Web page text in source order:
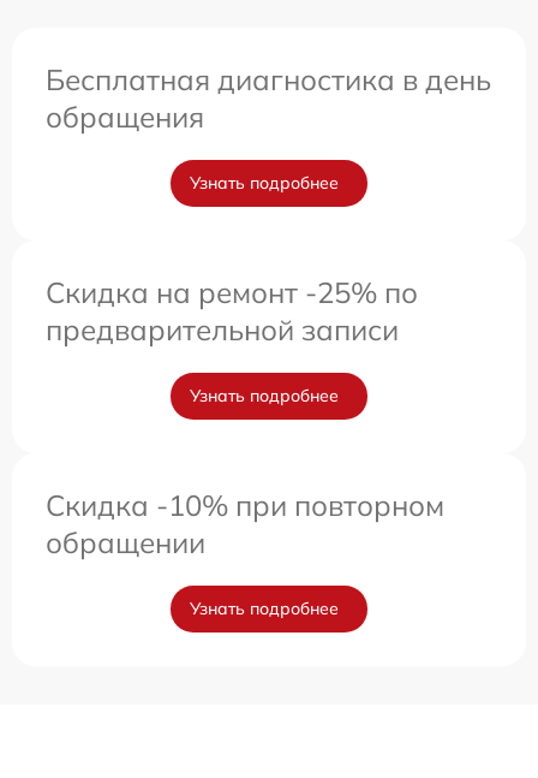
Бесплатная диагностика в день
обращения
Узнать подробнее
Скидка на ремонт -25% по
предварительной записи
Узнать подробнее
Скидка -10% при повторном
обращении
Узнать подробнее